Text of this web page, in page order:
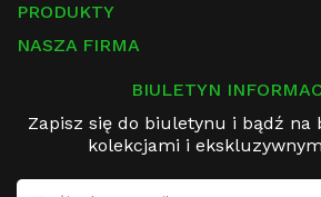
PRODUKTY
NASZA FIRMA
BIULETYN
Zapisz się do biuletynu i bądź na
kolekcjami i